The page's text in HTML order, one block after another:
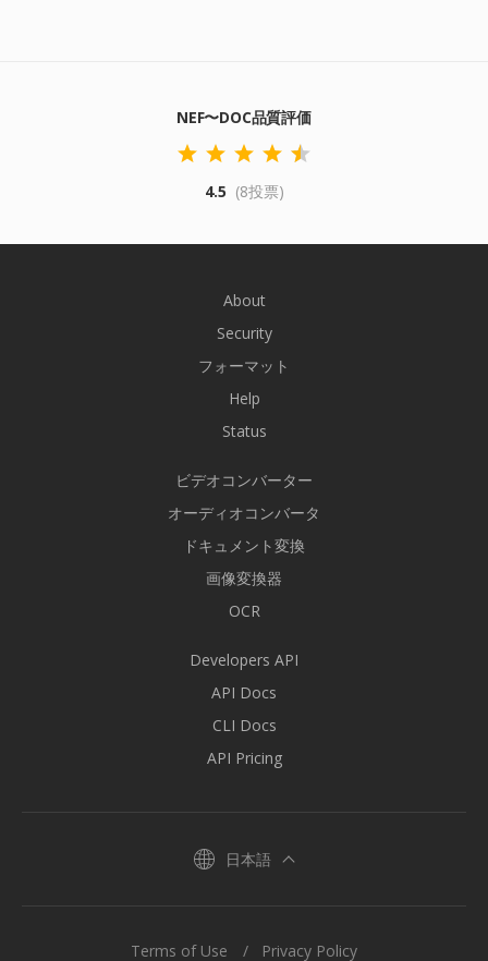
NEF〜DOC品質評価
4.5 (8投票)
About
Security
フォーマット
Help
Status
ビデオコンバーター
オーディオコンバータ
ドキュメント変換
画像変換器
OCR
Developers API
API Docs
CLI Docs
API Pricing
日本語
Terms of Use Privacy Policy